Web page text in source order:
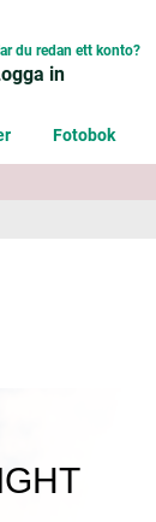
du redan ett konto?
in
Fotobok